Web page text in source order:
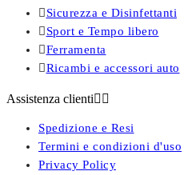
 Sicurezza e Disinfettanti
 Sport e Tempo libero
Ferramenta
Ricambi e accessori auto
Assistenza clienti 
Spedizione e Resi
Termini e condizioni d'uso
Privacy Policy